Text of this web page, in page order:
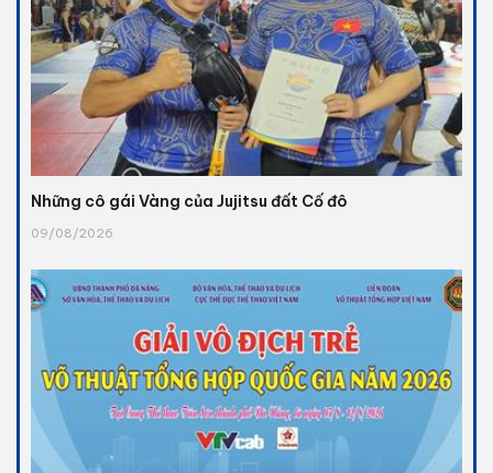
Những cô gái Vàng của Jujitsu đất Cố đô
09/08/2026